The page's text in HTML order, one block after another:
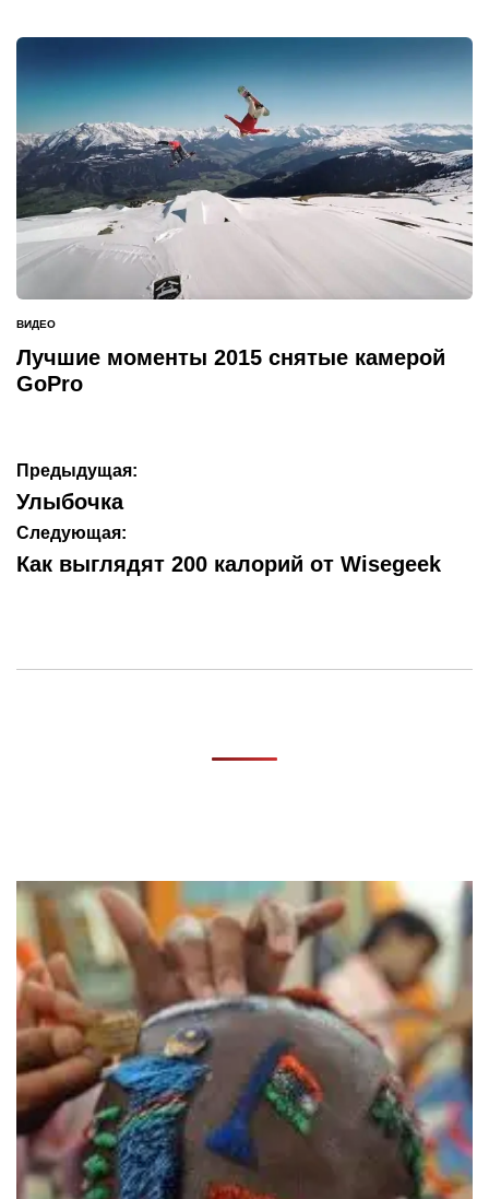
ОПУБЛИКОВАНО
В
ВИДЕО
Лучшие моменты 2015 снятые камерой
GoPro
Навигация
по
записям
Предыдущая:
Улыбочка
Следующая:
Как выглядят 200 калорий от Wisegeek